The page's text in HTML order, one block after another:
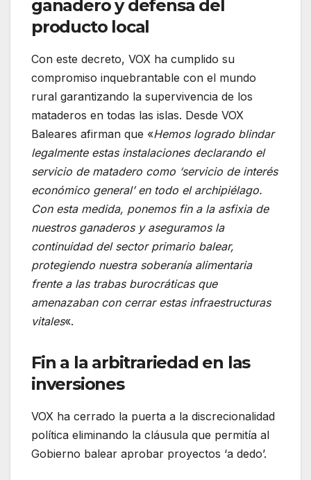
ganadero y defensa del
producto local
Con este decreto, VOX ha cumplido su
compromiso inquebrantable con el mundo
rural garantizando la supervivencia de los
mataderos en todas las islas. Desde VOX
Baleares afirman que «Hemos logrado blindar
legalmente estas instalaciones declarando el
servicio de matadero como ‘servicio de interés
económico general’ en todo el archipiélago.
Con esta medida, ponemos fin a la asfixia de
nuestros ganaderos y aseguramos la
continuidad del sector primario balear,
protegiendo nuestra soberanía alimentaria
frente a las trabas burocráticas que
amenazaban con cerrar estas infraestructuras
vitales«.
Fin a la arbitrariedad en las
inversiones
VOX ha cerrado la puerta a la discrecionalidad
política eliminando la cláusula que permitía al
Gobierno balear aprobar proyectos ‘a dedo’.